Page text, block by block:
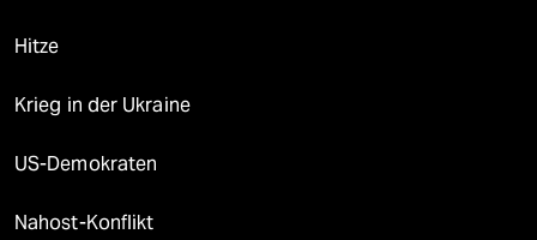
Hitze
Krieg in der Ukraine
US-Demokraten
Nahost-Konflikt